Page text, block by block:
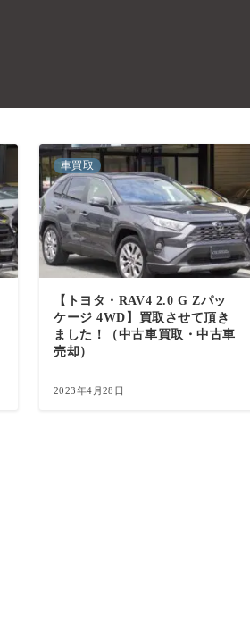
車買取
【トヨタ・RAV4 2.0 G Zパッ
ケージ 4WD】買取させて頂き
ました！（中古車買取・中古車
売却）
2023年4月28日